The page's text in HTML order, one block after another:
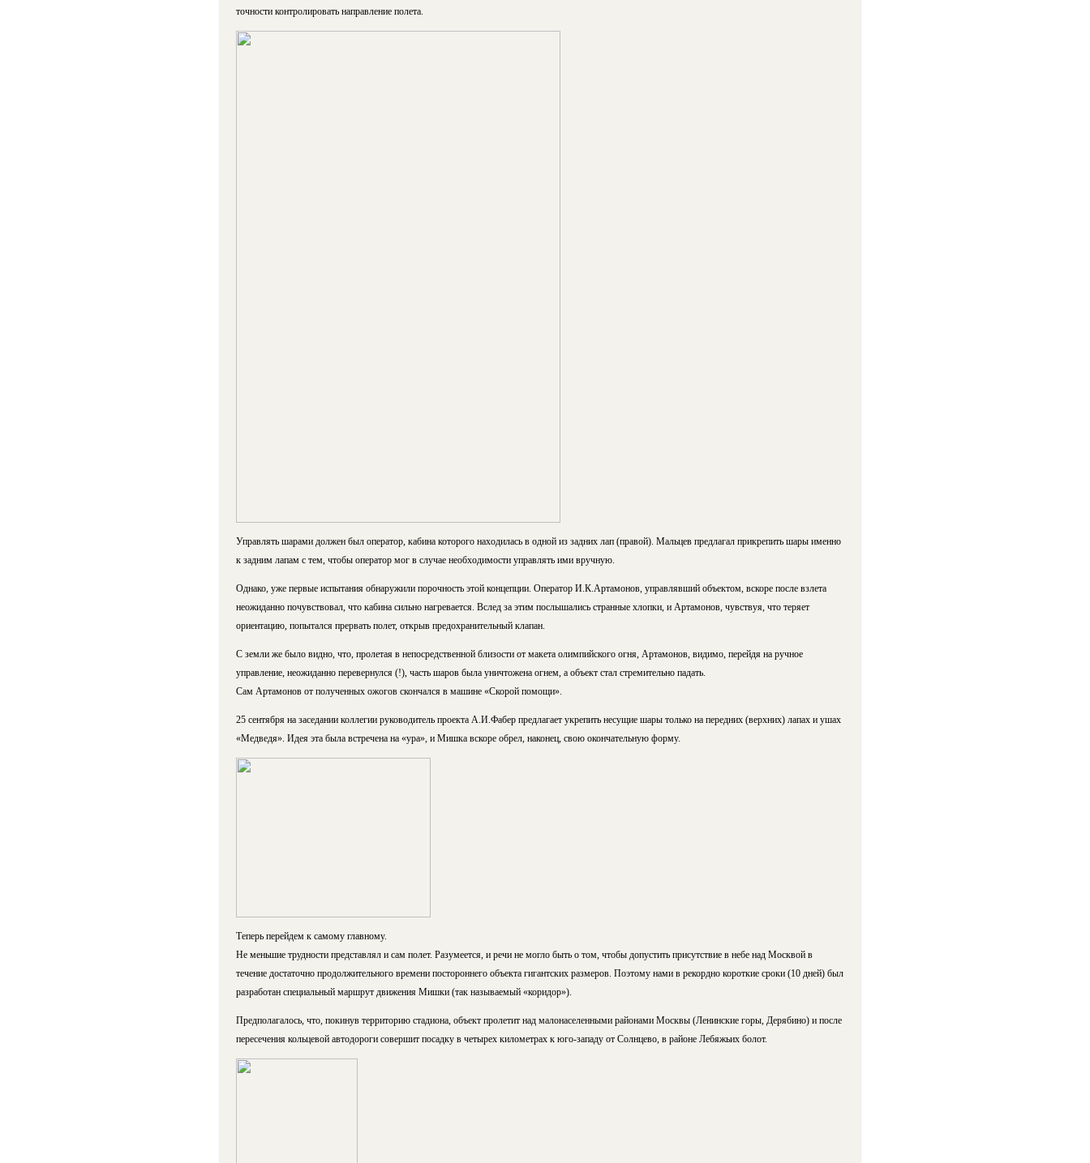
точности контролировать направление полета.
Управлять шарами должен был оператор, кабина которого находилась в одной из задних лап (правой). Мальцев предлагал прикрепить шары именно
к задним лапам с тем, чтобы оператор мог в случае необходимости управлять ими вручную.
Однако, уже первые испытания обнаружили порочность этой концепции. Оператор И.К.Артамонов, управлявший объектом, вскоре после взлета
неожиданно почувствовал, что кабина сильно нагревается. Вслед за этим послышались странные хлопки, и Артамонов, чувствуя, что теряет
ориентацию, попытался прервать полет, открыв предохранительный клапан.
С земли же было видно, что, пролетая в непосредственной близости от макета олимпийского огня, Артамонов, видимо, перейдя на ручное
управление, неожиданно перевернулся (!), часть шаров была уничтожена огнем, а объект стал стремительно падать.
Сам Артамонов от полученных ожогов скончался в машине «Скорой помощи».
25 сентября на заседании коллегии руководитель проекта А.И.Фабер предлагает укрепить несущие шары только на передних (верхних) лапах и ушах
«Медведя». Идея эта была встречена на «ура», и Мишка вскоре обрел, наконец, свою окончательную форму.
Теперь перейдем к самому главному.
Не меньшие трудности представлял и сам полет. Разумеется, и речи не могло быть о том, чтобы допустить присутствие в небе над Москвой в
течение достаточно продолжительного времени постороннего объекта гигантских размеров. Поэтому нами в рекордно короткие сроки (10 дней) был
разработан специальный маршрут движения Мишки (так называемый «коридор»).
Предполагалось, что, покинув территорию стадиона, объект пролетит над малонаселенными районами Москвы (Ленинские горы, Дерябино) и после
пересечения кольцевой автодороги совершит посадку в четырех километрах к юго-западу от Солнцево, в районе Лебяжьих болот.